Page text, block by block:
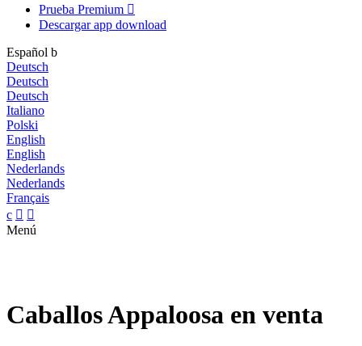
Prueba Premium 
Descargar app download
Español b
Deutsch
Deutsch
Deutsch
Italiano
Polski
English
English
Nederlands
Nederlands
Français
c  
Menú
Caballos Appaloosa en venta